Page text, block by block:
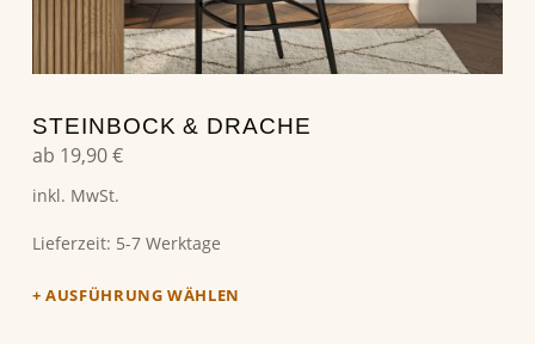
STEINBOCK & DRACHE
ab 19,90€
inkl. MwSt.
Lieferzeit: 5-7 Werktage
AUSFÜHRUNG WÄHLEN